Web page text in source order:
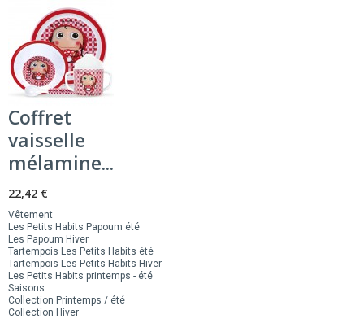
Coffret
vaisselle
mélamine...
22,42 €
Vêtement
Les Petits Habits Papoum été
Les Papoum Hiver
Tartempois Les Petits Habits été
Tartempois Les Petits Habits Hiver
Les Petits Habits printemps - été
Saisons
Collection Printemps / été
Collection Hiver